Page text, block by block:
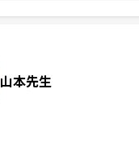
山本先生